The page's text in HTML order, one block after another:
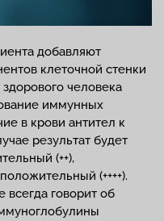
добавляют
клеточной стенки
человека
иммунных
в крови антител к
результат будет
(++),
(++++).
говорит об